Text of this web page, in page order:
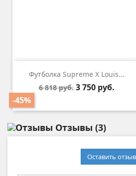
Футболка Supreme X Louis...
Базовая
6 818 руб.
-45%
Цена
3 750 руб.
Отзывы (3)
Оставить отзыв